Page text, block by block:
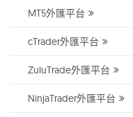
MT5外匯平台
cTrader外匯平台
ZuluTrade外匯平台
NinjaTrader外匯平台